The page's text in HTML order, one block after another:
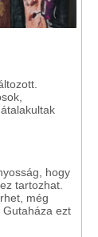
hogy
tartozhat.
még
ezt